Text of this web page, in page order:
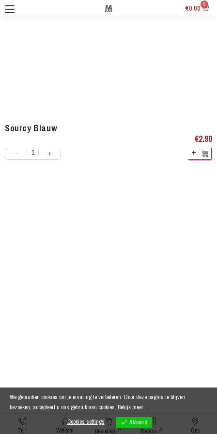
€0.00 0
Sourcy Blauw
€2.90
- + +
Tel: Welkom Bestellen Menu’s Gps
We gebruiken cookies om je ervaring te verbeteren. Door deze pagina te blijven
bezoeken, accepteert u ons gebruik van cookies. Bekijk meer ...
Cookies settings
Akkoord